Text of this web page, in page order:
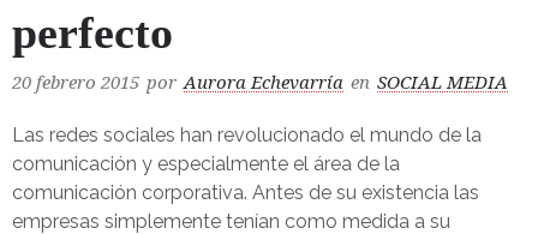
perfecto
20 febrero 2015 por Aurora Echevarría en SOCIAL MEDIA
Las redes sociales han revolucionado el mundo de la
comunicación y especialmente el área de la
comunicación corporativa. Antes de su existencia las
empresas simplemente tenían como medida a su